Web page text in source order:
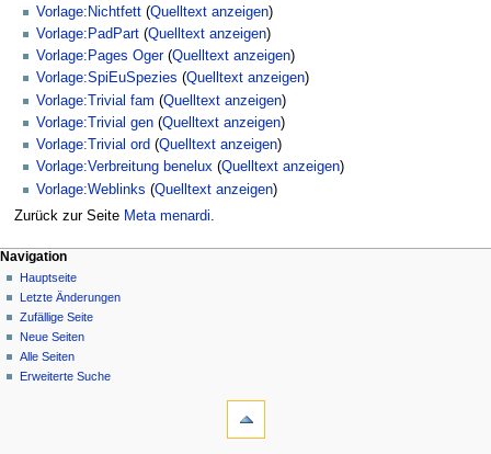
Vorlage:Nichtfett (Quelltext anzeigen)
Vorlage:PadPart (Quelltext anzeigen)
Vorlage:Pages Oger(Quelltext anzeigen)
Vorlage:SpiEuSpezies (Quelltext anzeigen)
Vorlage:Trivial fam (Quelltext anzeigen)
Vorlage:Trivial gen (Quelltext anzeigen)
Vorlage:Trivial ord (Quelltext anzeigen)
Vorlage:Verbreitung benelux (Quelltext anzeigen)
Vorlage:Weblinks (Quelltext anzeigen)
Zurück zur Seite Meta menardi.
Navigation
Hauptseite
Letzte Änderungen
Zufällige Seite
Neue Seiten
Alle Seiten
Erweiterte Suche